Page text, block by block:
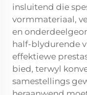
insluitend die
vormmateriaal,
en
half-blydurende
effektiewe
bied, terwyl
samestellings